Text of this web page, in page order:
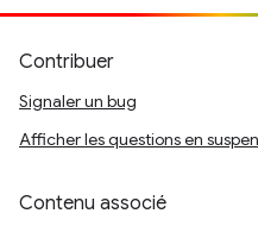
Contribuer
Signaler un bug
Afficher les questions en
Contenu associé